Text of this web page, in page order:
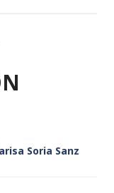
Soria Sanz